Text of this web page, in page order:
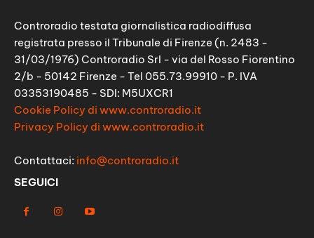
Controradio testata giornalistica radiodiffusa
registrata presso il Tribunale di Firenze (n. 2483 -
31/03/1976) Controradio Srl - via del Rosso Fiorentino
2/b - 50142 Firenze - Tel 055.73.99910 - P. IVA
03353190485 - SDI: M5UXCR1
Cookie Policy di www.controradio.it
Privacy Policy di www.controradio.it
Contattaci: info@controradio.it
SEGUICI